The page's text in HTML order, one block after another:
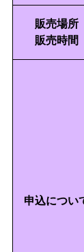
販売場所
販売時間
申込につい